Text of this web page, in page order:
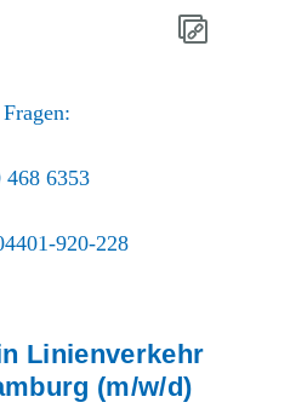
468 6353
920-228
Linienverkehr
(m/w/d)